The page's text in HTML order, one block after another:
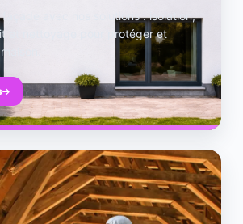
façade avec nos solutions : isolation,
et nettoyage pour protéger et